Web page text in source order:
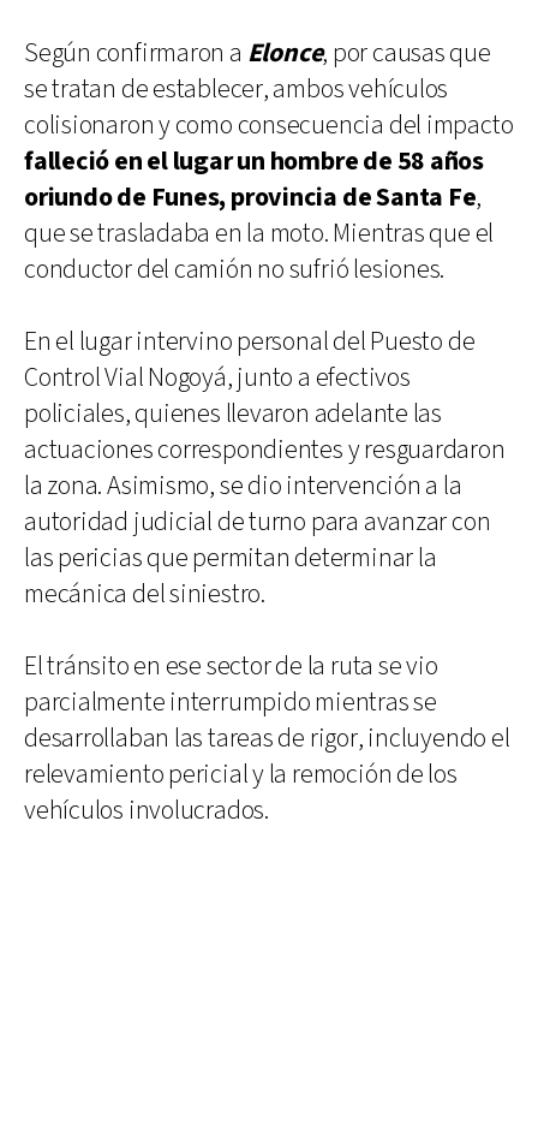
Según confirmaron a Elonce, por causas que
se tratan de establecer, ambos vehículos
colisionaron y como consecuencia del impacto
falleció en el lugar un hombre de 58 años
oriundo de Funes, provincia de Santa Fe,
que se trasladaba en la moto. Mientras que el
conductor del camión no sufrió lesiones.
En el lugar intervino personal del Puesto de
Control Vial Nogoyá, junto a efectivos
policiales, quienes llevaron adelante las
actuaciones correspondientes y resguardaron
la zona. Asimismo, se dio intervención a la
autoridad judicial de turno para avanzar con
las pericias que permitan determinar la
mecánica del siniestro.
El tránsito en ese sector de la ruta se vio
parcialmente interrumpido mientras se
desarrollaban las tareas de rigor, incluyendo el
relevamiento pericial y la remoción de los
vehículos involucrados.